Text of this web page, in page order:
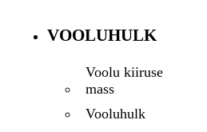
VOOLUHULK
Voolu kiiruse
mass
Vooluhulk